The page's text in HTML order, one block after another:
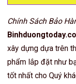
Chính Sách Bảo
xây dựng dựa trên
phẩm lắp đặt như
tốt nhất cho Quý